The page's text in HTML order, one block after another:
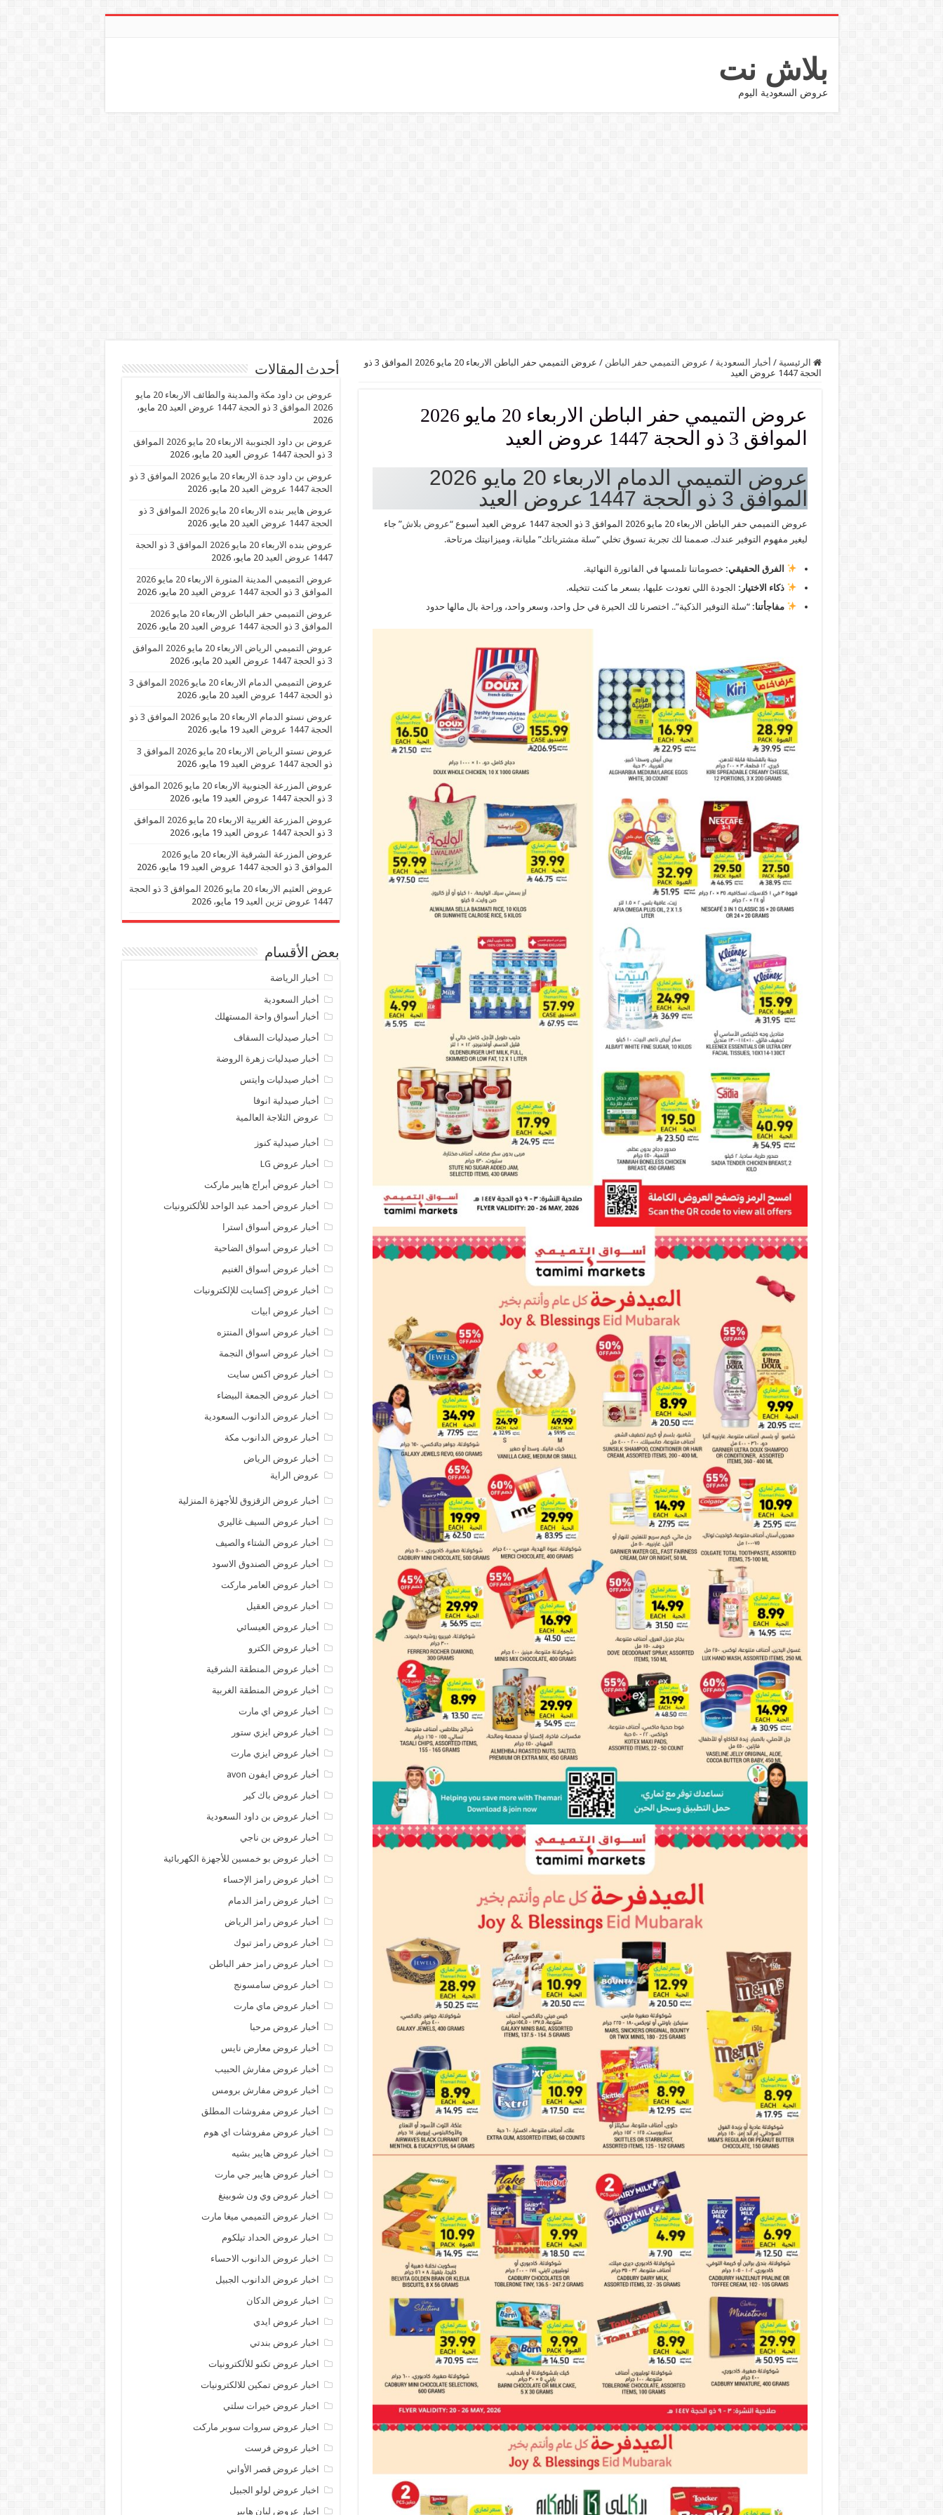
بلاش نت
عروض السعودية اليوم
الرئيسية / أخبار السعودية / عروض التميمي حفر الباطن /
عروض التميمي حفر الباطن الاربعاء 20 مايو 2026 الموافق 3 ذو
الحجة 1447 عروض العيد
عروض التميمي حفر الباطن الاربعاء 20 مايو 2026
الموافق 3 ذو الحجة 1447 عروض العيد
عروض التميمي الدمام الاربعاء 20 مايو 2026
الموافق 3 ذو الحجة 1447 عروض العيد
عروض التميمي حفر الباطن الاربعاء 20 مايو 2026 الموافق 3 ذو الحجة 1447 عروض العيد أسبوع “ عروض بلاش” جاء
ليغير مفهوم التوفير عندك. صممنا لك تجربة تسوق تخلي “سلة مشترياتك” مليانة، وميزانيتك مرتاحة.
الفرق الحقيقي: خصوماتنا تلمسها في الفاتورة النهائية.
ذكاء الاختيار: الجودة اللي تعودت عليها، بسعر ما كنت تتخيله.
مفاجأتنا: “سلة التوفير الذكية”.. اختصرنا لك الحيرة في حل واحد، وسعر واحد، وراحة بال مالها حدود
أحدث المقالات
عروض بن داود مكة والمدينة والطائف الاربعاء 20 مايو
2026 الموافق 3 ذو الحجة 1447 عروض العيد
20 مايو،
2026
عروض بن داود الجنوببة الاربعاء 20 مايو 2026 الموافق
3 ذو الحجة 1447 عروض العيد
20 مايو، 2026
عروض بن داود جدة الاربعاء 20 مايو 2026 الموافق 3 ذو
الحجة 1447 عروض العيد
20 مايو، 2026
عروض هايبر بنده الاربعاء 20 مايو 2026 الموافق 3 ذو
الحجة 1447 عروض العيد
20 مايو، 2026
عروض بنده الاربعاء 20 مايو 2026 الموافق 3 ذو الحجة
1447 عروض العيد
20 مايو، 2026
عروض التميمي المدينة المنورة الاربعاء 20 مايو 2026
الموافق 3 ذو الحجة 1447 عروض العيد
20 مايو، 2026
عروض التميمي حفر الباطن الاربعاء 20 مايو 2026
الموافق 3 ذو الحجة 1447 عروض العيد
20 مايو، 2026
عروض التميمي الرياض الاربعاء 20 مايو 2026 الموافق
3 ذو الحجة 1447 عروض العيد
20 مايو، 2026
عروض التميمي الدمام الاربعاء 20 مايو 2026 الموافق 3
ذو الحجة 1447 عروض العيد
20 مايو، 2026
عروض نستو الدمام الاربعاء 20 مايو 2026 الموافق 3 ذو
الحجة 1447 عروض العيد
19 مايو، 2026
عروض نستو الرياض الاربعاء 20 مايو 2026 الموافق 3
ذو الحجة 1447 عروض العيد
19 مايو، 2026
عروض المزرعة الجنوبية الاربعاء 20 مايو 2026 الموافق
3 ذو الحجة 1447 عروض العيد
19 مايو، 2026
عروض المزرعة الغربية الاربعاء 20 مايو 2026 الموافق
3 ذو الحجة 1447 عروض العيد
19 مايو، 2026
عروض المزرعة الشرقية الاربعاء 20 مايو 2026
الموافق 3 ذو الحجة 1447 عروض العيد
19 مايو، 2026
عروض العثيم الاربعاء 20 مايو 2026 الموافق 3 ذو الحجة
1447 عروض تزين العيد
19 مايو، 2026
بعض الأقسام
أخبار الرياضة
أخبار السعودية
أخبار أسواق واحة المستهلك
أخبار صيدليات السقاف
أخبار صيدليات زهرة الروضة
أخبار صيدليات وايتس
أخبار صيدلية انوفا
عروض الثلاجة العالمية
أخبار صيدلية كنوز
أخبار عروض LG
أخبار عروض أبراج هايبر ماركت
أخبار عروض أحمد عبد الواحد للألكترونيات
أخبار عروض أسواق استرا
أخبار عروض أسواق الضاحية
أخبار عروض أسواق الغنيم
أخبار عروض إكسايت للإلكترونيات
أخبار عروض ابيات
أخبار عروض اسواق المنتزه
أخبار عروض اسواق النجمة
أخبار عروض اكس سايت
أخبار عروض الجمعة البيضاء
أخبار عروض الدانوب السعودية
أخبار عروض الدانوب مكة
أخبار عروض الرياض
عروض الراية
أخبار عروض الزقزوق للأجهزة المنزلية
أخبار عروض السيف غاليري
أخبار عروض الشتاء والصيف
أخبار عروض الصندوق الاسود
أخبار عروض العامر ماركت
أخبار عروض العقيل
أخبار عروض العيسائي
أخبار عروض الكترو
أخبار عروض المنطقة الشرقية
أخبار عروض المنطقة الغربية
أخبار عروض اي مارت
أخبار عروض ايزي ستور
أخبار عروض ايزي مارت
أخبار عروض ايفون avon
أخبار عروض باك كير
أخبار عروض بن داود السعودية
أخبار عروض بن ناجي
أخبار عروض بو خمسين للأجهزة الكهربائية
أخبار عروض رامز الإحساء
أخبار عروض رامز الدمام
أخبار عروض رامز الرياض
أخبار عروض رامز تبوك
أخبار عروض رامز حفر الباطن
أخبار عروض سامسونج
أخبار عروض ماي مارت
أخبار عروض مرحبا
أخبار عروض معارض نايس
أخبار عروض مفارش الحبيب
أخبار عروض مفارش برومس
أخبار عروض مفروشات المطلق
أخبار عروض مفروشات اي هوم
أخبار عروض هايبر بشيه
أخبار عروض هايبر جي مارت
أخبار عروض وي ون شوبينغ
اخبار عروض التميمي ميغا مارت
اخبار عروض الحداد تيلكوم
اخبار عروض الدانوب الاحساء
اخبار عروض الدانوب الجبيل
اخبار عروض الدكان
اخبار عروض ايدي
اخبار عروض بندتي
اخبار عروض تكنو للألكترونيات
اخبار عروض تمكين للالكترونيات
اخبار عروض خيرات سلتي
اخبار عروض سروات سوبر ماركت
اخبار عروض فرست
اخبار عروض قصر الأواني
اخبار عروض لولو الجبيل
اخبار عروض ليان هايبر